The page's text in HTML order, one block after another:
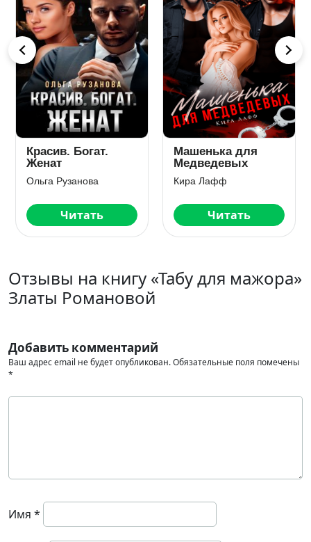
Красив. Богат.
Женат
Ольга Рузанова
Читать
Машенька для
Медведевых
Кира Лафф
Читать
Отзывы на книгу «Табу для мажора»
Златы Романовой
Добавить комментарий
Ваш адрес email не будет опубликован.Обязательные поля помечены
*
Имя *